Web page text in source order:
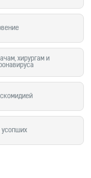
хирургам и
усопших